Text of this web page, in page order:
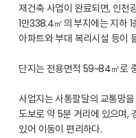
재건축 사업이 완료되면, 인
1만338.4㎡의 부지에는 지하
아파트와 부대 복리시설 등이
단지는 전용면적 59~84㎡로
사업지는 사통팔달의 교통망
도보로 약 5분 거리에 있으며,
있어 이동이 편리하다.